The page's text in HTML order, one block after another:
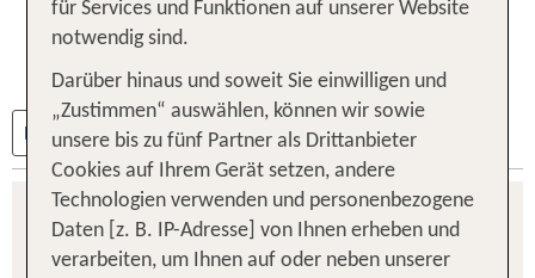
Filter 1
für Services und Funktionen auf unserer Website
notwendig sind.
Darüber hinaus und soweit Sie einwilligen und
„Zustimmen“ auswählen, können wir sowie
unsere bis zu fünf Partner als Drittanbieter
Cookies auf Ihrem Gerät setzen, andere
Technologien verwenden und personenbezogene
Daten [z. B. IP-Adresse] von Ihnen erheben und
verarbeiten, um Ihnen auf oder neben unserer